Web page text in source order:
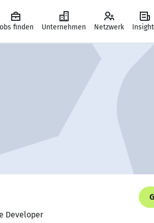
finden Unternehmen Netzwerk
Developer